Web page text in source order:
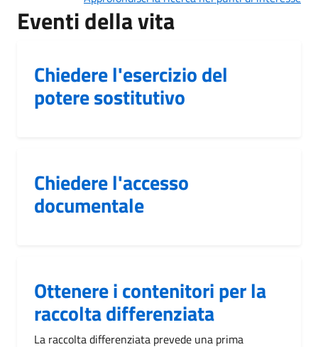
Eventi della vita
Chiedere l'esercizio del
potere sostitutivo
Chiedere l'accesso
documentale
Ottenere i contenitori per la
raccolta differenziata
La raccolta differenziata prevede una prima